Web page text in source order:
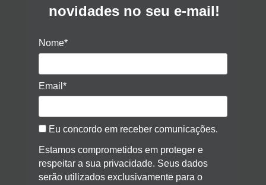
novidades no seu e-mail!
Nome*
Email*
Eu concordo em receber comunicações.
Estamos comprometidos em proteger e
respeitar a sua privacidade. Seus dados
serão utilizados exclusivamente para o